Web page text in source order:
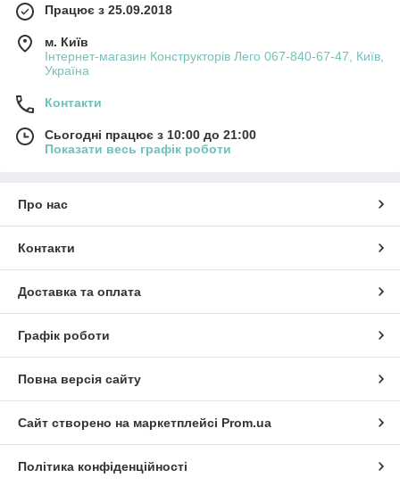
Працює з 25.09.2018
м. Київ
Інтернет-магазин Конструкторів Лего 067-840-67-47, Київ,
Україна
Контакти
Сьогодні працює з 10:00 до 21:00
Показати весь графік роботи
Про нас
Контакти
Доставка та оплата
Графік роботи
Повна версія сайту
Сайт створено на маркетплейсі Prom.ua
Політика конфіденційності